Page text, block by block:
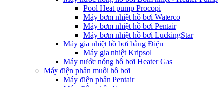
Pool Heat pump Procopi
Máy bơm nhiệt hồ bơi Waterco
Máy bơm nhiệt hồ bơi Pentair
Máy bơm nhiệt hồ bơi LuckingStar
Máy gia nhiệt hồ bơi bằng Điện
Máy gia nhiệt Kripsol
Máy nước nóng hồ bơi Heater Gas
Máy điện phân muối hồ bơi
Máy điện phân Pentair